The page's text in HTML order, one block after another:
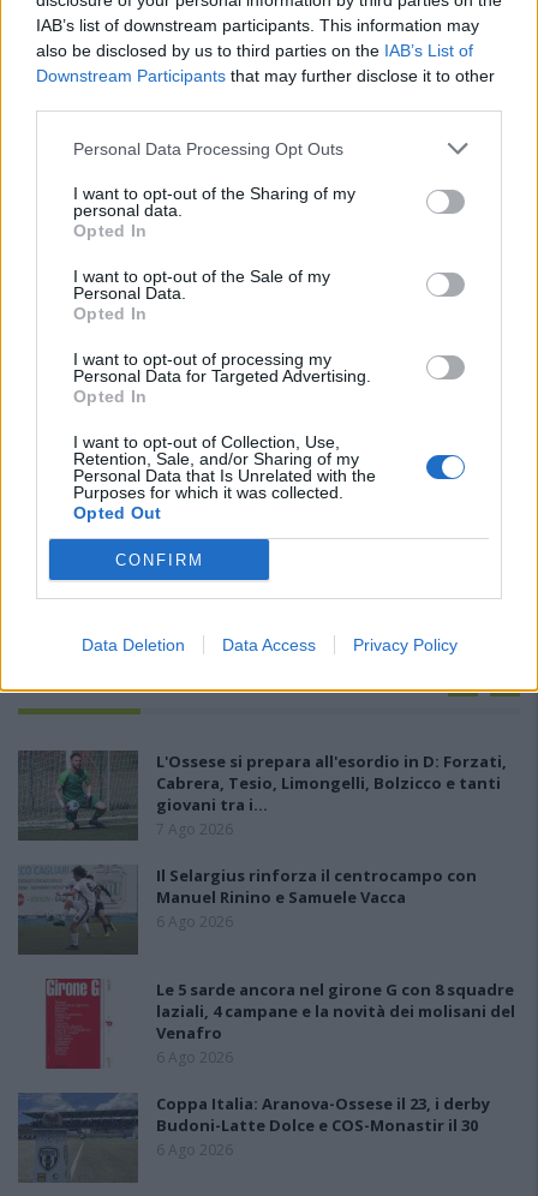
IAB’s list of downstream participants. This information may
also be disclosed by us to third parties on the IAB’s List of
Downstream Participants that may further disclose it to other
Personal Data Processing Opt Outs
I want to opt-out of the Sharing of my
personal data.
Opted In
I want to opt-out of the Sale of my
Personal Data.
Opted In
I want to opt-out of processing my
Personal Data for Targeted Advertising.
Opted In
I want to opt-out of Collection, Use,
Retention, Sale, and/or Sharing of my
Personal Data that Is Unrelated with the
Purposes for which it was collected.
Opted Out
CONFIRM
Data Deletion Data Access Privacy Policy
PIÙ LETTI OGGI
L'Ossese si prepara all'esordio in D: Forzati,
Cabrera, Tesio, Limongelli, Bolzicco e tanti
giovani tra i…
7 Ago 2026
Il Selargius rinforza il centrocampo con
Manuel Rinino e Samuele Vacca
6 Ago 2026
Le 5 sarde ancora nel girone G con 8 squadre
laziali, 4 campane e la novità dei molisani del
Venafro
6 Ago 2026
Coppa Italia: Aranova-Ossese il 23, i derby
Budoni-Latte Dolce e COS-Monastir il 30
6 Ago 2026